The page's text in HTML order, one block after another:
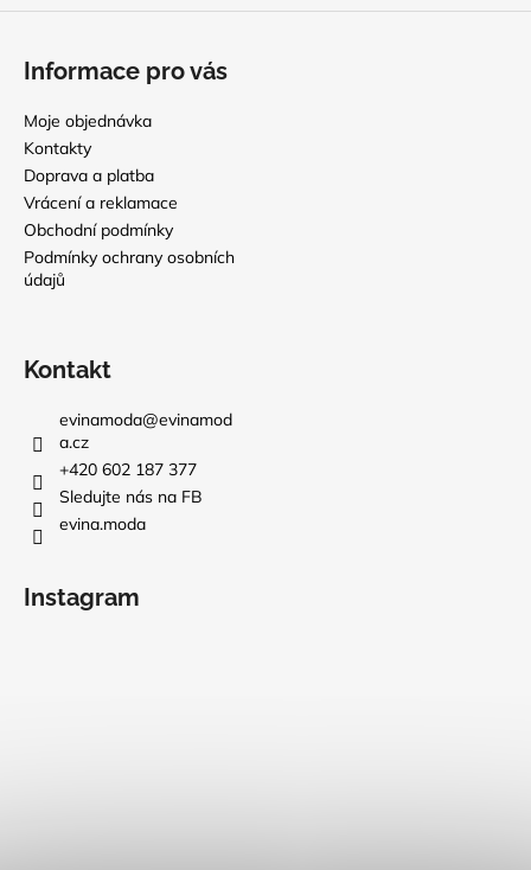
Informace pro vás
Moje objednávka
Kontakty
Doprava a platba
Vrácení a reklamace
Obchodní podmínky
Podmínky ochrany osobních
údajů
Kontakt
evinamoda@evinamod
a.cz
+420 602 187 377
Sledujte nás na FB
evina.moda
Instagram